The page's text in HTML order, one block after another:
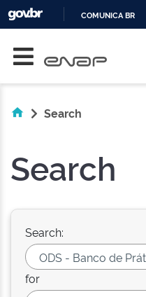
COMUNICA BR
Search
Search
Search:
for